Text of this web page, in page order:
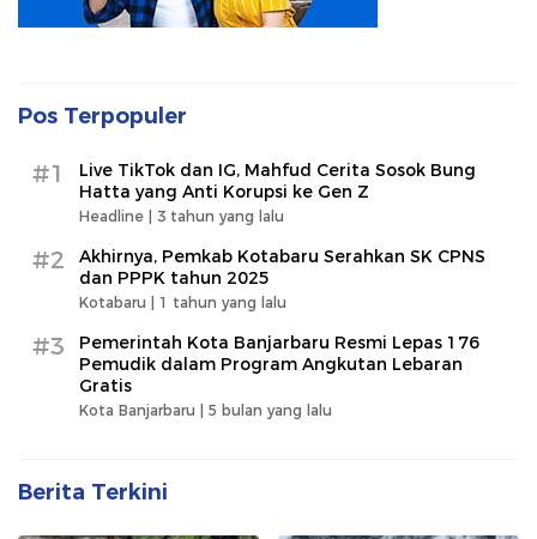
Pos Terpopuler
#1
Live TikTok dan IG, Mahfud Cerita Sosok Bung
Hatta yang Anti Korupsi ke Gen Z
Headline | 3 tahun yang lalu
#2
Akhirnya, Pemkab Kotabaru Serahkan SK CPNS
dan PPPK tahun 2025
Kotabaru | 1 tahun yang lalu
#3
Pemerintah Kota Banjarbaru Resmi Lepas 176
Pemudik dalam Program Angkutan Lebaran
Gratis
Kota Banjarbaru | 5 bulan yang lalu
Berita Terkini